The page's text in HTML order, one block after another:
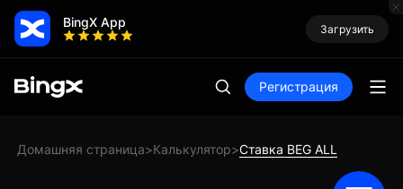
BingX App Загрузить
Регистрация
Домашняя страница>Калькулятор>Ставка BEG ALL